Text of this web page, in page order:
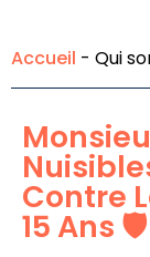
Accueil - Qui
Contre
15 Ans 🛡️